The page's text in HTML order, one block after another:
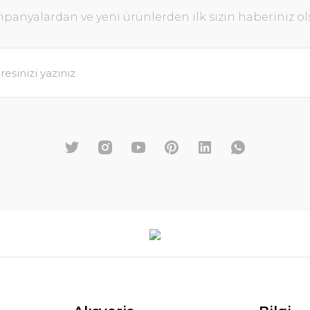
ve yeni ürünlerden ilk sizin haberiniz